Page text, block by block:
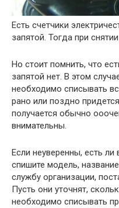
Есть счетчики
запятой. Тогда при
Но стоит помнить, что
запятой нет. В этом
необходимо списывать
рано или поздно
получается обычно
внимательны.
Если неуверенны, есть
спишите модель,
службу организации,
Пусть они уточнят,
необходимо списывать